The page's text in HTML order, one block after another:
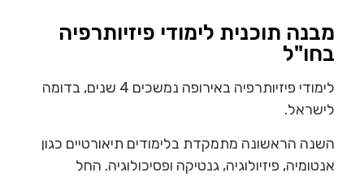
מבנה תוכנית לימודי פיזיותרפיה
בחו"ל
לימודי פיזיותרפיה באירופה נמשכים 4 שנים, בדומה
לישראל.
השנה הראשונה מתמקדת בלימודים תיאורטיים כגון
אנטומיה, פיזיולוגיה, גנטיקה ופסיכולוגיה. החל